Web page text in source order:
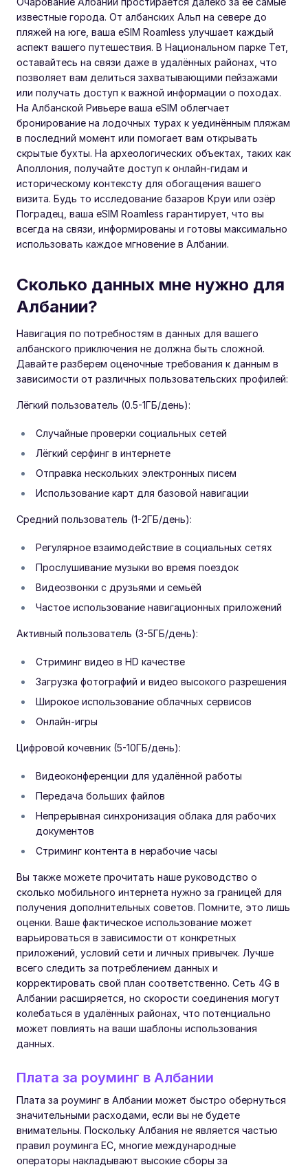
известные города. От албанских Альп на севере до
пляжей на юге, ваша eSIM Roamless улучшает каждый
аспект вашего путешествия. В Национальном парке Тет,
оставайтесь на связи даже в удалённых районах, что
позволяет вам делиться захватывающими пейзажами
или получать доступ к важной информации о походах.
На Албанской Ривьере ваша eSIM облегчает
бронирование на лодочных турах к уединённым пляжам
в последний момент или помогает вам открывать
скрытые бухты. На археологических объектах, таких как
Аполлония, получайте доступ к онлайн-гидам и
историческому контексту для обогащения вашего
визита. Будь то исследование базаров Круи или озёр
Поградец, ваша eSIM Roamless гарантирует, что вы
всегда на связи, информированы и готовы максимально
использовать каждое мгновение в Албании.
Сколько данных мне нужно для
Албании?
Навигация по потребностям в данных для вашего
албанского приключения не должна быть сложной.
Давайте разберем оценочные требования к данным в
зависимости от различных пользовательских профилей:
Лёгкий пользователь (0.5-1ГБ/день):
Случайные проверки социальных сетей
Лёгкий серфинг в интернете
Отправка нескольких электронных писем
Использование карт для базовой навигации
Средний пользователь (1-2ГБ/день):
Регулярное взаимодействие в социальных сетях
Прослушивание музыки во время поездок
Видеозвонки с друзьями и семьёй
Частое использование навигационных приложений
Активный пользователь (3-5ГБ/день):
Стриминг видео в HD качестве
Загрузка фотографий и видео высокого разрешения
Широкое использование облачных сервисов
Онлайн-игры
Цифровой кочевник (5-10ГБ/день):
Видеоконференции для удалённой работы
Передача больших файлов
Непрерывная синхронизация облака для рабочих
документов
Стриминг контента в нерабочие часы
Вы также можете прочитать наше руководство о
сколько мобильного интернета нужно за границей для
получения дополнительных советов. Помните, это лишь
оценки. Ваше фактическое использование может
варьироваться в зависимости от конкретных
приложений, условий сети и личных привычек. Лучше
всего следить за потреблением данных и
корректировать свой план соответственно. Сеть 4G в
Албании расширяется, но скорости соединения могут
колебаться в удалённых районах, что потенциально
может повлиять на ваши шаблоны использования
данных.
Плата за роуминг в Албании
Плата за роуминг в Албании может быстро обернуться
значительными расходами, если вы не будете
внимательны. Поскольку Албания не является частью
правил роуминга ЕС, многие международные
операторы накладывают высокие сборы за